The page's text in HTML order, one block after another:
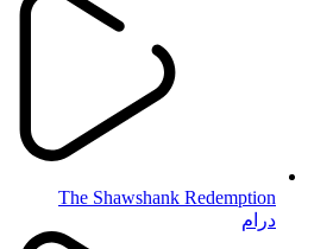
The Shawshank Redemption
درام